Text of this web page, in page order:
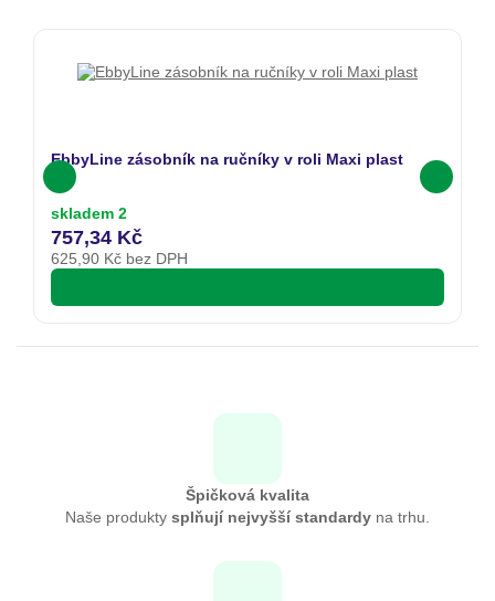
EbbyLine zásobník na ručníky v roli Maxi plast
skladem 2
757,34 Kč
625,90 Kč bez DPH
Špičková kvalita
Naše produkty splňují nejvyšší standardy na trhu.